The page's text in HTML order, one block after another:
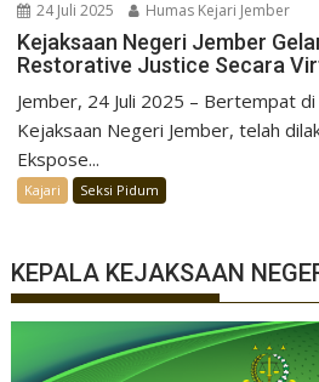
24 Juli 2025 Humas Kejari Jember
Kejaksaan Negeri Jember
Restorative Justice Secara
Jember, 24 Juli 2025 – Bertempat
Kejaksaan Negeri Jember, telah
Ekspose...
Kajari Seksi Pidum
KEPALA KEJAKSAAN